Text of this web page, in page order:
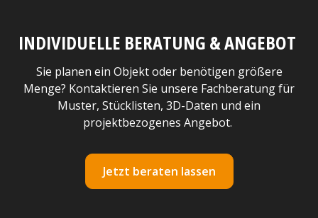
INDIVIDUELLE BERATUNG & ANGEBOT
Sie planen ein Objekt oder benötigen größere
Menge? Kontaktieren Sie unsere Fachberatung für
Muster, Stücklisten, 3D-Daten und ein
projektbezogenes Angebot.
Jetzt beraten lassen